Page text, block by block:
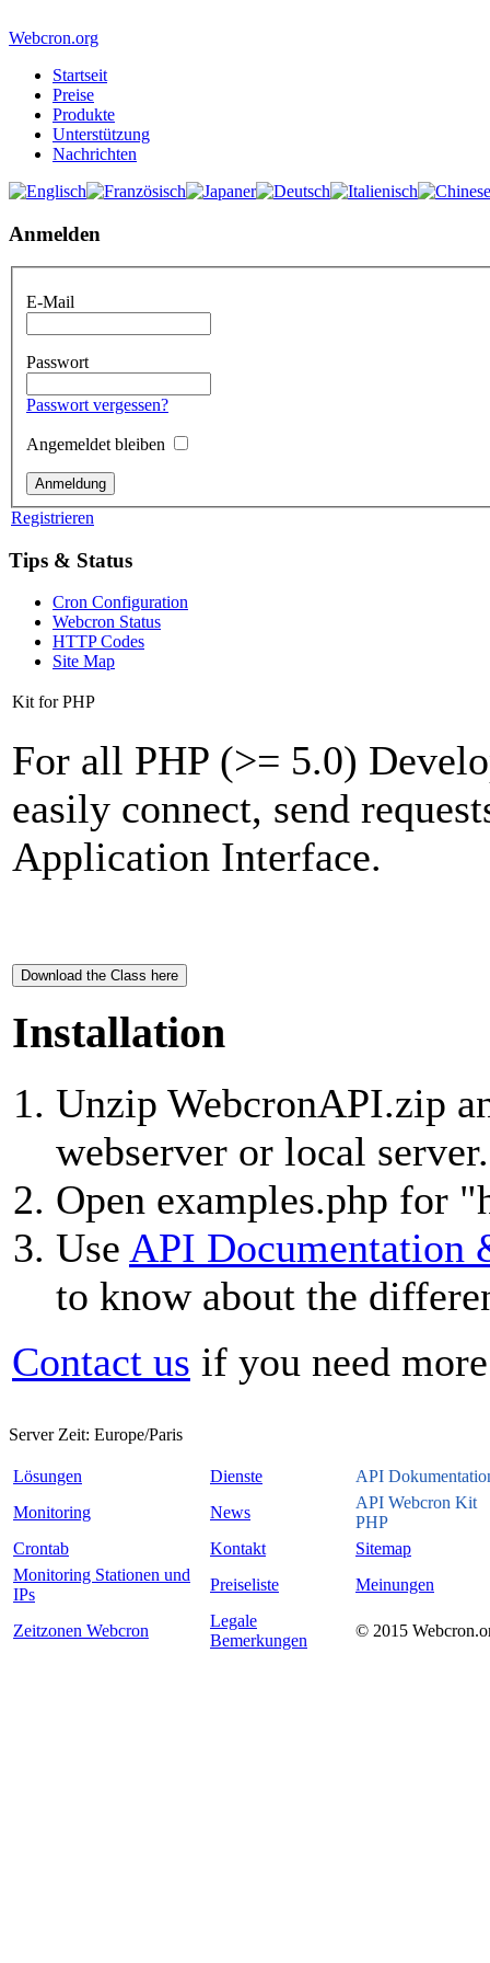
Webcron.org
Startseit
Preise
Produkte
Unterstützung
Nachrichten
Anmelden
E-Mail
Passwort
Passwort vergessen?
Angemeldet bleiben
Registrieren
Tips & Status
Cron Configuration
Webcron Status
HTTP Codes
Site Map
Kit for PHP
For all PHP (>= 5.0)
easily connect, send
Application Interface.
Download the Class here
Installation
Unzip WebcronAPI.zip
webserver or local server.
Open examples.php for
Use API Documentation
to know about the
Contact us if you need
Server Zeit: Europe/Paris
Lösungen Dienste
API
Monitoring
News
API Webcron Kit
PHP
Crontab
Kontakt
Sitemap
Monitoring Stationen und
IPs
Preiseliste Meinungen
Zeitzonen Webcron
Legale
Bemerkungen
© 2015